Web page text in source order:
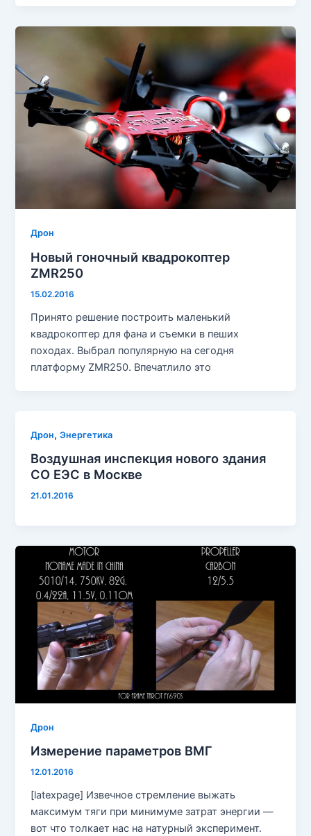
Дрон
Новый гоночный квадрокоптер
ZMR250
15.02.2016
Принято решение построить маленький
квадрокоптер для фана и съемки в пеших
походах. Выбрал популярную на сегодня
платформу ZMR250. Впечатлило это
Дрон,Энергетика
Воздушная инспекция нового здания
СО ЕЭС в Москве
21.01.2016
Дрон
Измерение параметров ВМГ
12.01.2016
[latexpage] Извечное стремление выжать
максимум тяги при минимуме затрат энергии —
вот что толкает нас на натурный эксперимент.